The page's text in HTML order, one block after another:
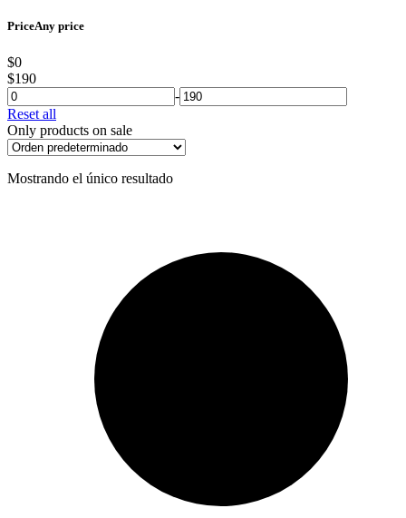
PriceAny price
$0
$190
-
Reset all
Only products on sale
Mostrando el único resultado